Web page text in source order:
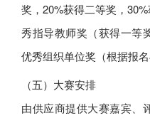
奖，20%获得二等奖，
秀指导教师奖（获得一等
优秀组织单位奖（根据报
（五）大赛安排
由供应商提供大赛嘉宾、